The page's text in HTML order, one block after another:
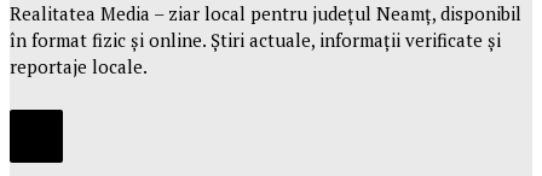
Realitatea Media – ziar local pentru județul Neamț, disponibil
în format fizic și online. Știri actuale, informații verificate și
reportaje locale.